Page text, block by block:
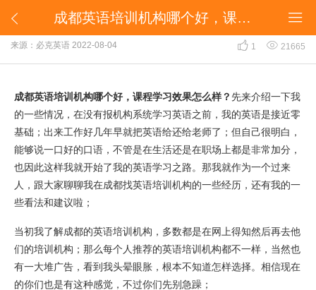
 
成都英语培训机构哪个好，课程学习效果怎么样？
成都英语培训机构哪个好，课程学习效果怎么样？
来源：必克英语 2022-08-04  1  21665
成都英语培训机构哪个好，课程学习效果怎么样？先来介绍一下我
的一些情况，在没有报机构系统学习英语之前，我的英语是接近零
基础；出来工作好几年早就把英语给还给老师了；但自己很明白，
能够说一口好的口语，不管是在生活还是在职场上都是非常加分，
也因此这样我就开始了我的英语学习之路。那我就作为一个过来
人，跟大家聊聊我在成都找英语培训机构的一些经历，还有我的一
些看法和建议啦；
当初我了解成都的英语培训机构，多数都是在网上得知然后再去他
们的培训机构；那么每个人推荐的英语培训机构都不一样，当然也
有一大堆广告，看到我头晕眼胀，根本不知道怎样选择。相信现在
的你们也是有这种感觉，不过你们先别急躁；